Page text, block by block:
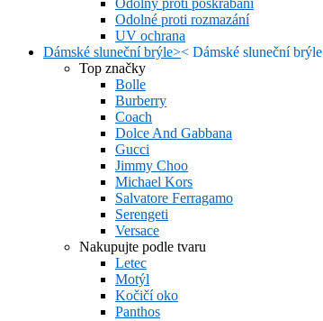
Odolný proti poškrábání
Odolné proti rozmazání
UV ochrana
Dámské sluneční brýle>< Dámské sluneční brýle
Top značky
Bolle
Burberry
Coach
Dolce And Gabbana
Gucci
Jimmy Choo
Michael Kors
Salvatore Ferragamo
Serengeti
Versace
Nakupujte podle tvaru
Letec
Motýl
Kočičí oko
Panthos